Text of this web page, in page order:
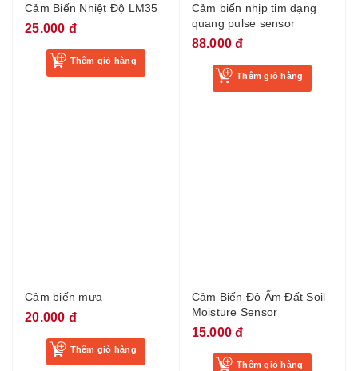
Cảm Biến Nhiệt Độ LM35
25.000 đ
Thêm giỏ hàng
Cảm biến nhịp tim dạng
quang pulse sensor
88.000 đ
Thêm giỏ hàng
Cảm biến mưa
20.000 đ
Thêm giỏ hàng
Cảm Biến Độ Ẩm Đất Soil
Moisture Sensor
15.000 đ
Thêm giỏ hàng